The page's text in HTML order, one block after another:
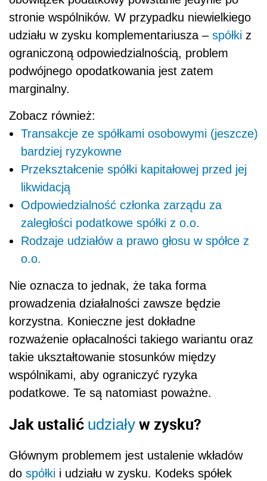
stronie wspólników. W przypadku niewielkiego
udziału w zysku komplementariusza – spółki z
ograniczoną odpowiedzialnością, problem
podwójnego opodatkowania jest zatem
marginalny.
Zobacz również:
Transakcje ze spółkami osobowymi (jeszcze)
bardziej ryzykowne
Przekształcenie spółki kapitałowej przed jej
likwidacją
Odpowiedzialność członka zarządu za
zaległości podatkowe spółki z o.o.
Rodzaje udziałów a prawo głosu w spółce z
o.o.
Nie oznacza to jednak, że taka forma
prowadzenia działalności zawsze będzie
korzystna. Konieczne jest dokładne
rozważenie opłacalności takiego wariantu oraz
takie ukształtowanie stosunków między
wspólnikami, aby ograniczyć ryzyka
podatkowe. Te są natomiast poważne.
Jak ustalić udziały w zysku?
Głównym problemem jest ustalenie wkładów
do spółki i udziału w zysku. Kodeks spółek